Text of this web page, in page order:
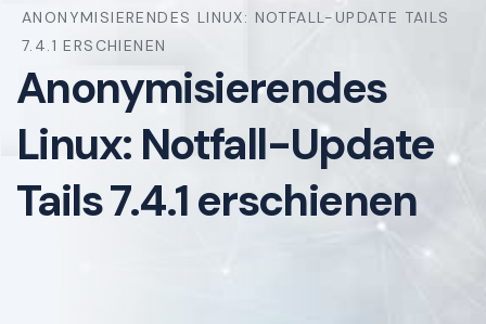
ANONYMISIERENDES LINUX: NOTFALL-UPDATE TAILS
7.4.1 ERSCHIENEN
Anonymisierendes
Linux: Notfall-Update
Tails 7.4.1 erschienen